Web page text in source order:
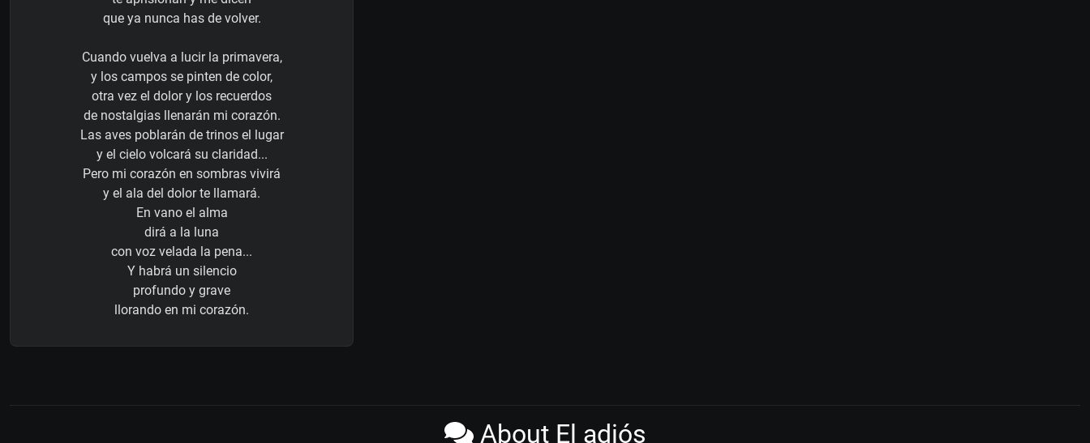
que ya nunca has de volver.
Cuando vuelva a lucir la primavera,
y los campos se pinten de color,
otra vez el dolor y los recuerdos
de nostalgias llenarán mi corazón.
Las aves poblarán de trinos el lugar
y el cielo volcará su claridad...
Pero mi corazón en sombras vivirá
y el ala del dolor te llamará.
En vano el alma
dirá a la luna
con voz velada la pena...
Y habrá un silencio
profundo y grave
llorando en mi corazón.
About El adiós